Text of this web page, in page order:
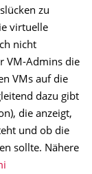
zu
virtuelle
nicht
VM-Admins die
VMs auf die
dazu gibt
die anzeigt,
und ob die
sollte. Nähere